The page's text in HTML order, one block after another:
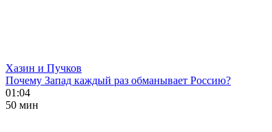
Хазин и Пучков
Почему Запад каждый раз обманывает Россию?
01:04
50 мин